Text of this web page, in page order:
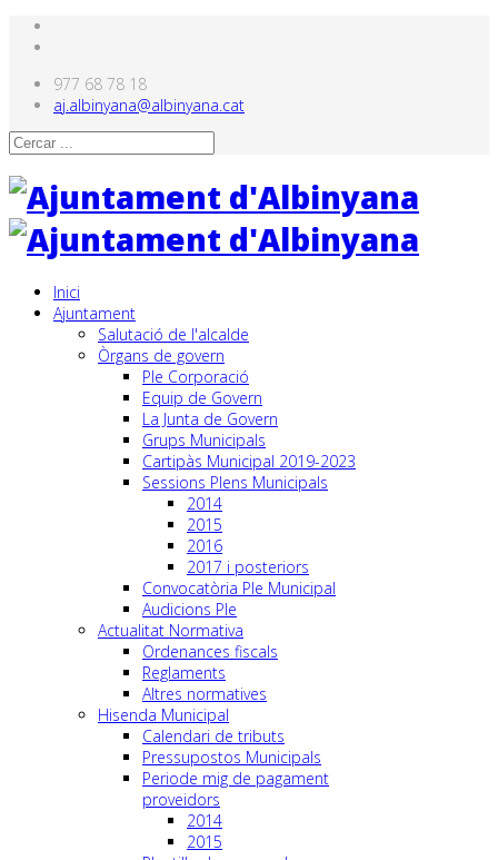
977 68 78 18
aj.albinyana@albinyana.cat
Inici
Ajuntament
Salutació de l'alcalde
Òrgans de govern
Ple Corporació
Equip de Govern
La Junta de Govern
Grups Municipals
Cartipàs Municipal 2019-2023
Sessions Plens Municipals
2014
2015
2016
2017 i posteriors
Convocatòria Ple Municipal
Audicions Ple
Actualitat Normativa
Ordenances fiscals
Reglaments
Altres normatives
Hisenda Municipal
Calendari de tributs
Pressupostos Municipals
Periode mig de pagament
proveidors
2014
2015